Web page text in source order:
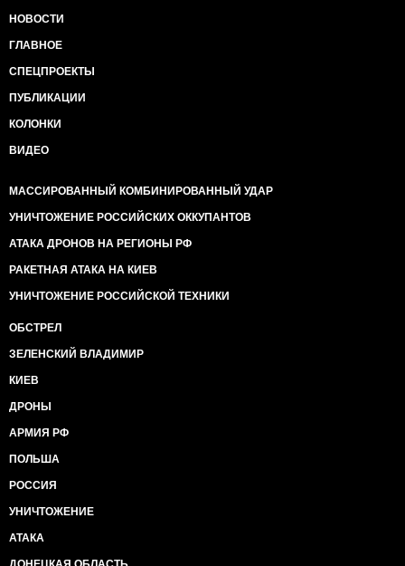
НОВОСТИ
ГЛАВНОЕ
СПЕЦПРОЕКТЫ
ПУБЛИКАЦИИ
КОЛОНКИ
ВИДЕО
МАССИРОВАННЫЙ КОМБИНИРОВАННЫЙ УДАР
УНИЧТОЖЕНИЕ РОССИЙСКИХ ОККУПАНТОВ
АТАКА ДРОНОВ НА РЕГИОНЫ РФ
РАКЕТНАЯ АТАКА НА КИЕВ
УНИЧТОЖЕНИЕ РОССИЙСКОЙ ТЕХНИКИ
ОБСТРЕЛ
ЗЕЛЕНСКИЙ ВЛАДИМИР
КИЕВ
ДРОНЫ
АРМИЯ РФ
ПОЛЬША
РОССИЯ
УНИЧТОЖЕНИЕ
АТАКА